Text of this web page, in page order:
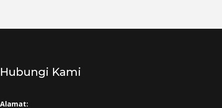
Hubungi Kami
Alamat: